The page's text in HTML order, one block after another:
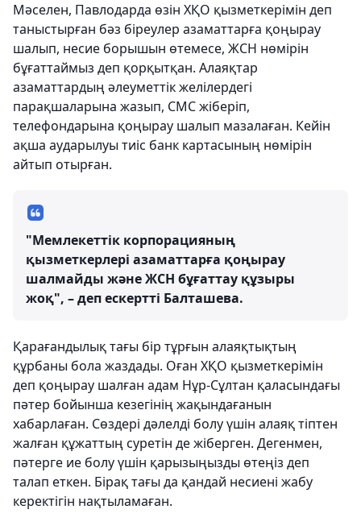
Мәселен, Павлодарда өзін ХҚО қызметкерімін деп
таныстырған бәз біреулер азаматтарға қоңырау
шалып, несие борышын өтемесе, ЖСН нөмірін
бұғаттаймыз деп қорқытқан. Алаяқтар
азаматтардың әлеуметтік желілердегі
парақшаларына жазып, СМС жіберіп,
телефондарына қоңырау шалып мазалаған. Кейін
ақша аударылуы тиіс банк картасының нөмірін
айтып отырған.
"Мемлекеттік корпорацияның
қызметкерлері азаматтарға қоңырау
шалмайды және ЖСН бұғаттау құзыры
жоқ", – деп ескертті Балташева.
Қарағандылық тағы бір тұрғын алаяқтықтың
құрбаны бола жаздады. Оған ХҚО қызметкерімін
деп қоңырау шалған адам Нұр-Сұлтан қаласындағы
пәтер бойынша кезегінің жақындағанын
хабарлаған. Сөздері дәлелді болу үшін алаяқ тіптен
жалған құжаттың суретін де жіберген. Дегенмен,
пәтерге ие болу үшін қарызыңызды өтеңіз деп
талап еткен. Бірақ тағы да қандай несиені жабу
керектігін нақтыламаған.